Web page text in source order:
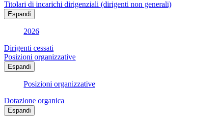
Titolari di incarichi dirigenziali (dirigenti non generali)
Espandi
2026
Dirigenti cessati
Posizioni organizzative
Espandi
Posizioni organizzative
Dotazione organica
Espandi